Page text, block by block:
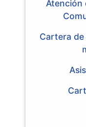
Atención
Cartera